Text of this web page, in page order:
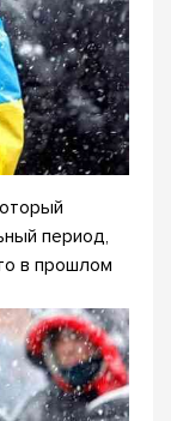
период,
в прошлом